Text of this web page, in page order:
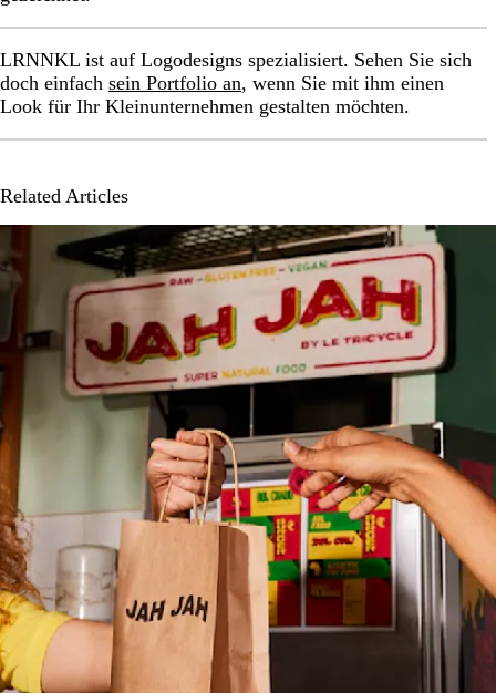
LRNNKL ist auf Logodesigns spezialisiert. Sehen Sie sich
doch einfach sein Portfolio an, wenn Sie mit ihm einen
Look für Ihr Kleinunternehmen gestalten möchten.
Related Articles